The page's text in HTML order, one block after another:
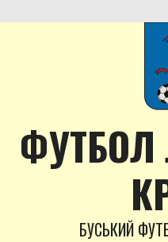
to
ФУТБОЛ
БУСЬКИЙ